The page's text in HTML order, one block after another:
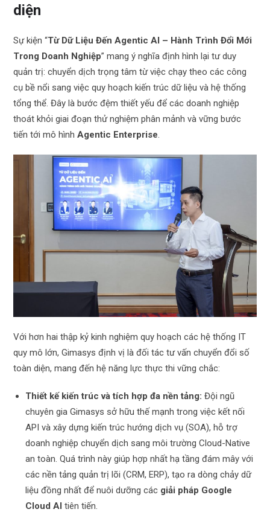
diện
Sự kiện “Từ Dữ Liệu Đến Agentic AI – Hành Trình Đổi Mới
Trong Doanh Nghiệp” mang ý nghĩa định hình lại tư duy
quản trị: chuyển dịch trọng tâm từ việc chạy theo các công
cụ bề nổi sang việc quy hoạch kiến trúc dữ liệu và hệ thống
tổng thể. Đây là bước đệm thiết yếu để các doanh nghiệp
thoát khỏi giai đoạn thử nghiệm phân mảnh và vững bước
tiến tới mô hìnhAgentic Enterprise.
Với hơn hai thập kỷ kinh nghiệm quy hoạch các hệ thống IT
quy mô lớn, Gimasys định vị là đối tác tư vấn chuyển đổi số
toàn diện, mang đến hệ năng lực thực thi vững chắc:
Thiết kế kiến trúc và tích hợp đa nền tảng: Đội ngũ
chuyên gia Gimasys sở hữu thế mạnh trong việc kết nối
API và xây dựng kiến trúc hướng dịch vụ (SOA), hỗ trợ
doanh nghiệp chuyển dịch sang môi trường Cloud-Native
an toàn. Quá trình này giúp hợp nhất hạ tầng đám mây với
các nền tảng quản trị lõi (CRM, ERP), tạo ra dòng chảy dữ
liệu đồng nhất để nuôi dưỡng các giải pháp Google
Cloud AI tiên tiến.